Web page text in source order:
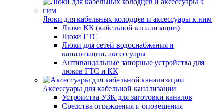
Люки для кабельных колодцев и аксессуары к ним
Люки КК (кабельной канализации)
Люки ГТС
Люки для сетей водоснабжения и
канализации, аксессуары
Антивандальные запорные устройства для
люков ГТС и КК
Аксессуары для кабельной канализации
Устройства УЗК для заготовки каналов
Средства ограждения и оповещения